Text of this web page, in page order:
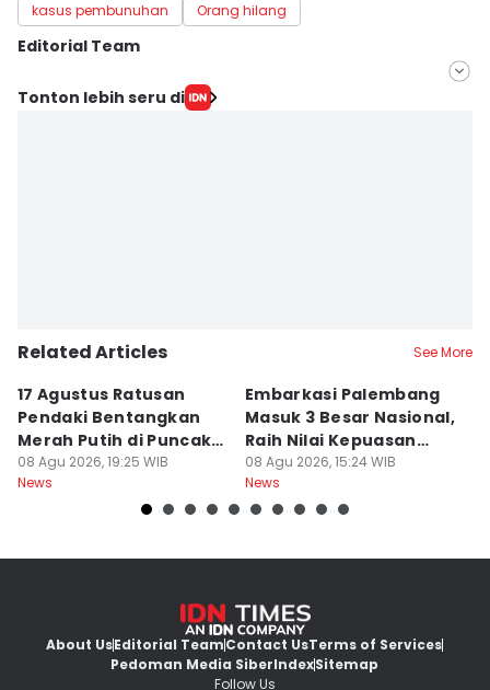
kasus pembunuhan Orang hilang
Editorial Team
Editor
Tonton lebih seru di
Related Articles See More
17 Agustus Ratusan
Pendaki Bentangkan
Merah Putih di Puncak
Dempo
08 Agu 2026, 19:25 WIB
News
Embarkasi Palembang
Masuk 3 Besar Nasional,
Raih Nilai Kepuasan
86,65
08 Agu 2026, 15:24 WIB
News
About UsEditorial TeamContact UsTerms of Services
Pedoman Media SiberIndexSitemap
Follow Us